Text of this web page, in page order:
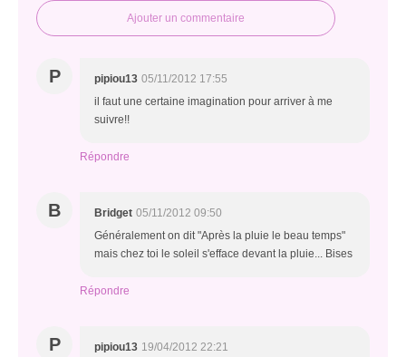
Ajouter un commentaire
P pipiou13 05/11/2012 17:55
il faut une certaine imagination pour arriver à me
suivre!!
Répondre
B Bridget 05/11/2012 09:50
Généralement on dit "Après la pluie le beau temps"
mais chez toi le soleil s'efface devant la pluie... Bises
Répondre
P pipiou13 19/04/2012 22:21